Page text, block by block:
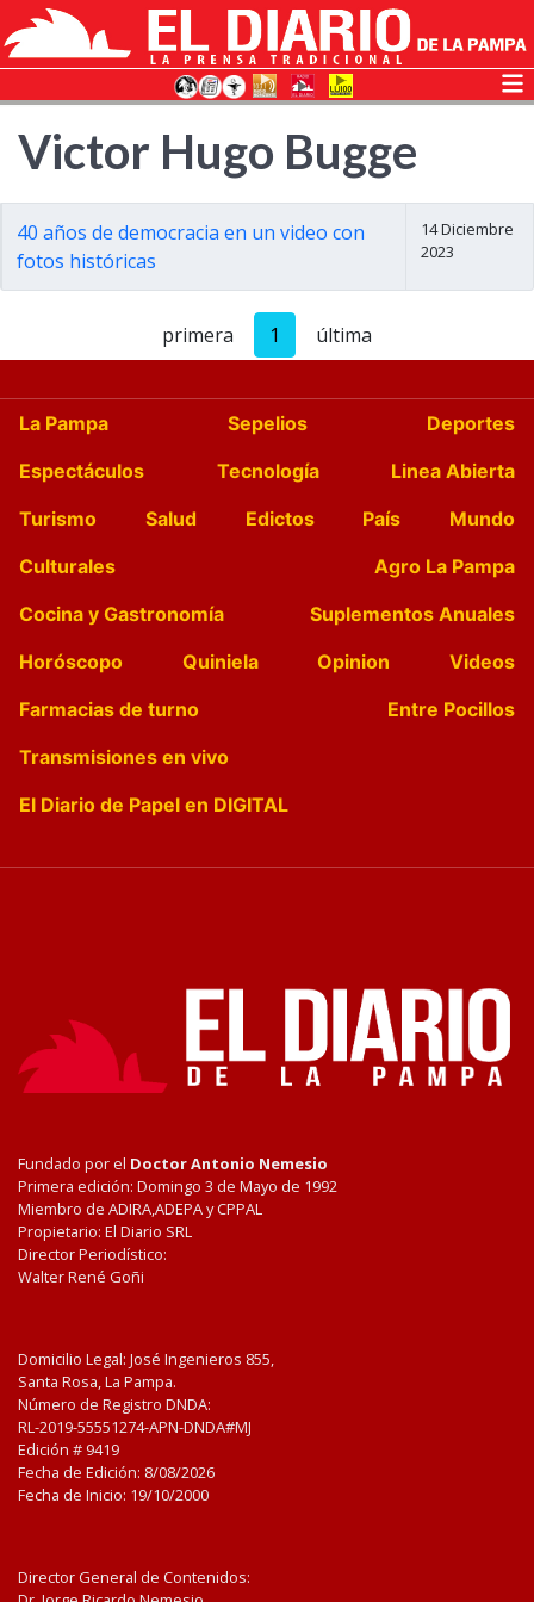
Victor Hugo Bugge
40 años de democracia en un video con
fotos históricas
14 Diciembre
2023
primera 1 última
La Pampa Sepelios
Deportes
Espectáculos
Tecnología
Linea Abierta
Turismo
Salud Edictos País
Mundo
Culturales
Agro La Pampa
Cocina y Gastronomía
Suplementos Anuales
Horóscopo
Quiniela Opinion
Videos
Farmacias de turno
Entre Pocillos
Transmisiones en vivo
El Diario de Papel en DIGITAL
Fundado por el Doctor Antonio Nemesio
Primera edición: Domingo 3 de Mayo de 1992
Miembro de ADIRA,ADEPA y CPPAL
Propietario: El Diario SRL
Director Periodístico:
Walter René Goñi
Domicilio Legal: José Ingenieros 855,
Santa Rosa, La Pampa.
Número de Registro DNDA:
RL-2019-55551274-APN-DNDA#MJ
Edición # 9419
Fecha de Edición: 8/08/2026
Fecha de Inicio: 19/10/2000
Director General de Contenidos: